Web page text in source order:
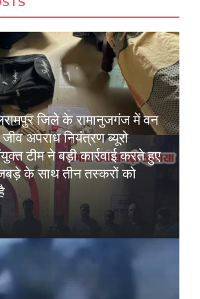
जिले के रामानुजगंज में वन
अपराध नियंत्रण ब्यूरो
टीम ने बड़ी कार्रवाई करते हुए
के साथ तीन तस्करों को